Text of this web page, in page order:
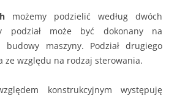
możemy podzielić według dwóch
podział może być dokonany na
budowy maszyny. Podział drugiego
ze względu na rodzaj sterowania.
konstrukcyjnym występuję